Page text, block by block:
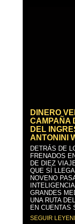
DINERO
CAMPAÑA
DEL
ANTONINI
DETRÁS DE
FRENADOS
DE DIEZ
QUE SÍ
NOVENO
GRANDES
UNA RUTA
EN CUENTAS
SEGUIR